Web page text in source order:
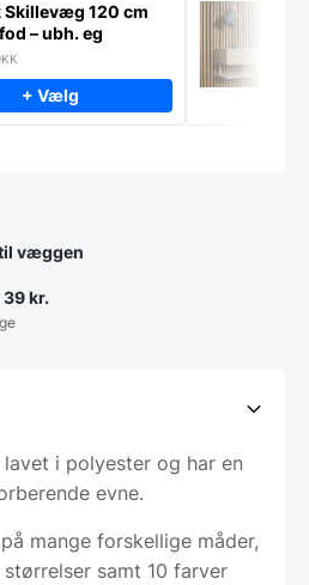
Skillevæg 120 cm
– ubh. eg
+ Vælg
væggen
kr.
i polyester og har en
evne.
mange forskellige måder,
samt 10 farver